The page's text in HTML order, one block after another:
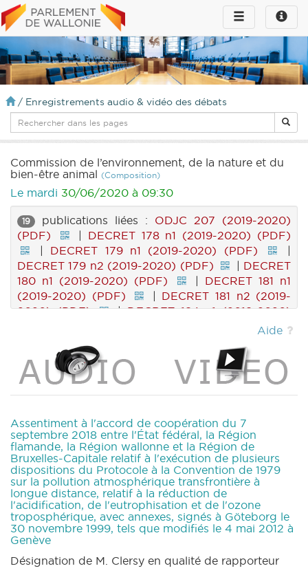
Toggle
infos
Toggle
navigation
/ Enregistrements audio & vidéo des débats
Commission de l’environnement, de la nature et du
bien-être animal (Composition)
Le mardi 30/06/2020 à 09:30
19 publications liées : ODJC 207 (2019-2020)
(PDF)
| DECRET 178 n1 (2019-2020) (PDF)
| DECRET 179 n1 (2019-2020) (PDF)
|
DECRET 179 n2 (2019-2020) (PDF)
| DECRET
180 n1 (2019-2020) (PDF)
| DECRET 181 n1
(2019-2020) (PDF)
| DECRET 181 n2 (2019-
2020) (PDF)
|DECRET 184 n1 (2019-2020)
DECRET 180 n2 (2019-2020) (PDF)
DECRET 179 n3 (2019-2020) (PDF)
|DECRET
178 n2 (2019-2020) (PDF)
|
CRAC 148 (2019-
2020) (PDF)
|MOTION 215 n1 (2019-2020)
| MOTION 213 n1 (2019-2020) (PDF)
CRIC 148 (2019-2020) (PDF)
|BT 207 (2019-
2020) (PDF)
|MOTION 212 n1 (2019-2020)
(PDF)
|
Aide
Assentiment à l'accord de coopération du 7
septembre 2018 entre l'État fédéral, la Région
flamande, la Région wallonne et la Région de
Bruxelles-Capitale relatif à l'exécution de plusieurs
dispositions du Protocole à la Convention de 1979
sur la pollution atmosphérique transfrontière à
longue distance, relatif à la réduction de
l'acidification, de l'eutrophisation et de l'ozone
troposphérique, avec annexes, signés à Göteborg le
30 novembre 1999, tels que modifiés le 4 mai 2012 à
Genève
Désignation de M. Clersy en qualité de rapporteur